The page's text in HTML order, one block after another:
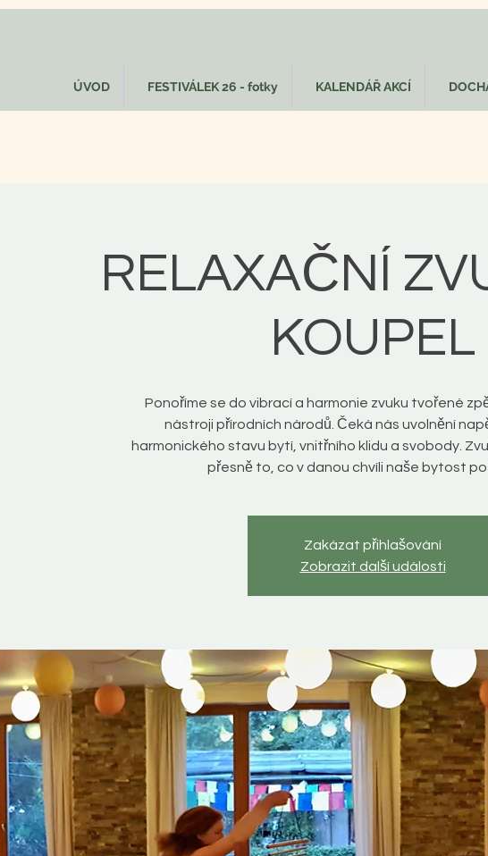
ÚVOD FESTIVÁLEK 26 - fotky KALENDÁŘ AKCÍ
RELAXAČNÍ
KOUPEL
Ponoříme se do vibrací a harmonie zvuku tvořené
nástroji přírodních národů. Čeká nás uvolnění
harmonického stavu bytí, vnitřního klidu a svobody.
přesně to, co v danou chvíli naše bytost
Zakázat přihlašování
Zobrazit další události